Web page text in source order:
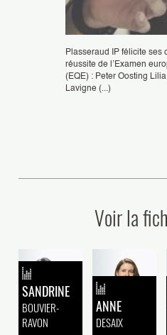
Plasseraud IP félicite ses
réussite de l’Examen
(EQE) : Peter Oosting
Lavigne (...)
Voir la
SANDRINE
BOUVIER-
RAVON
ANNE
DESAIX